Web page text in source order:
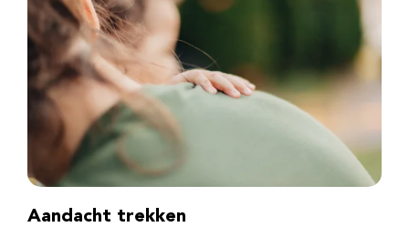
Aandacht trekken